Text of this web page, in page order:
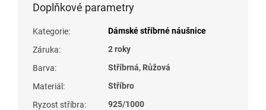
Doplňkové parametry
Kategorie:
Dámské stříbrné náušnice
Záruka:
2 roky
Barva:
Stříbrná, Růžová
Materiál :
Stříbro
Ryzost stříbra:
925/1000